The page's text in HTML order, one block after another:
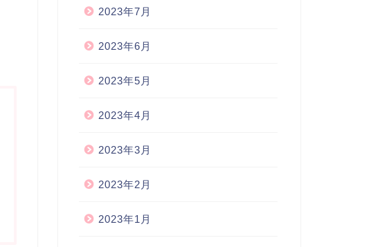
2023年7月
2023年6月
2023年5月
2023年4月
2023年3月
2023年2月
2023年1月